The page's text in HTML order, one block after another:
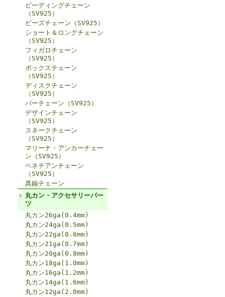
ビーディングチェーン
（SV925）
ビーズチェーン（SV925）
ショート＆ロングチェーン
（SV925）
フィガロチェーン
（SV925）
ボックスチェーン
（SV925）
ディスクチェーン
（SV925）
バーチェーン（SV925）
デザインチェーン
（SV925）
スネークチェーン
（SV925）
マリーナ・アンカーチェー
ン（SV925）
ベネチアンチェーン
（SV925）
真鍮チェーン
丸カン・アクセサリーパー
ツ
丸カン26ga(0.4mm)
丸カン24ga(0.5mm)
丸カン22ga(0.6mm)
丸カン21ga(0.7mm)
丸カン20ga(0.8mm)
丸カン18ga(1.0mm)
丸カン16ga(1.2mm)
丸カン14ga(1.6mm)
丸カン12ga(2.0mm)